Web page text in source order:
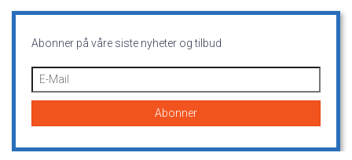
Abonner på våre siste nyheter og tilbud